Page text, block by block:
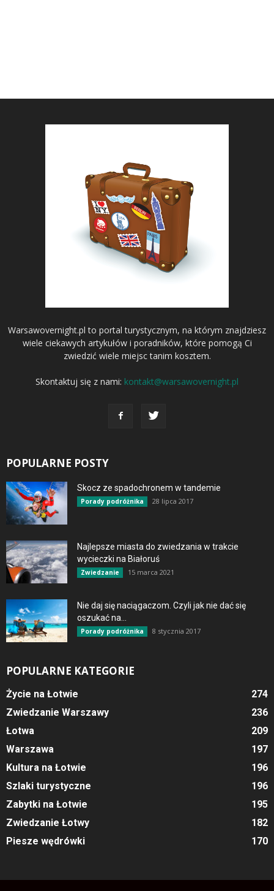
Warsawovernight.pl to portal turystycznym, na którym znajdziesz
wiele ciekawych artykułów i poradników, które pomogą Ci
zwiedzić wiele miejsc tanim kosztem.
Skontaktuj się z nami: kontakt@warsawovernight.pl
POPULARNE POSTY
Skocz ze spadochronem w tandemie
Porady podróżnika 28 lipca 2017
Najlepsze miasta do zwiedzania w trakcie
wycieczki na Białoruś
Zwiedzanie 15 marca 2021
Nie daj się naciągaczom. Czyli jak nie dać się
oszukać na...
Porady podróżnika 8 stycznia 2017
POPULARNE KATEGORIE
Życie na Łotwie
274
Zwiedzanie Warszawy
236
Łotwa
209
Warszawa
197
Kultura na Łotwie
196
Szlaki turystyczne
196
Zabytki na Łotwie
195
Zwiedzanie Łotwy
182
Piesze wędrówki
170